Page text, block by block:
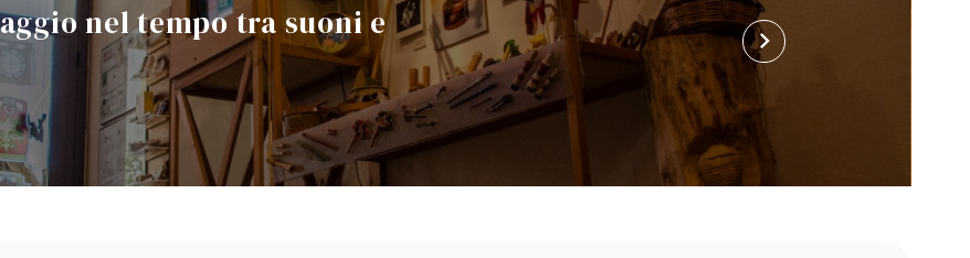
nel tempo tra suoni e
keyboard_arrow_right